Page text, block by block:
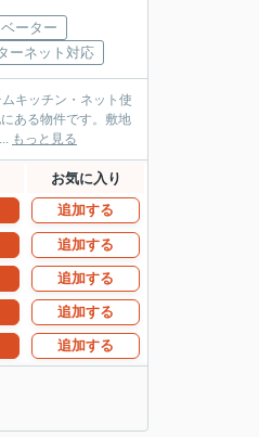
ーター
ーネット対応
キッチン・ネット使
ある物件です。敷地
もっと見る
お気に入り
追加する
追加する
追加する
追加する
追加する